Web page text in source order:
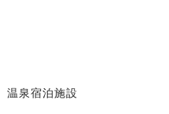
温泉宿泊施設